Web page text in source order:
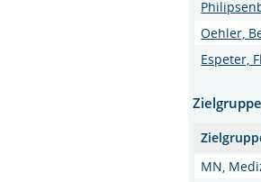
Oehler,
Espeter,
MN,